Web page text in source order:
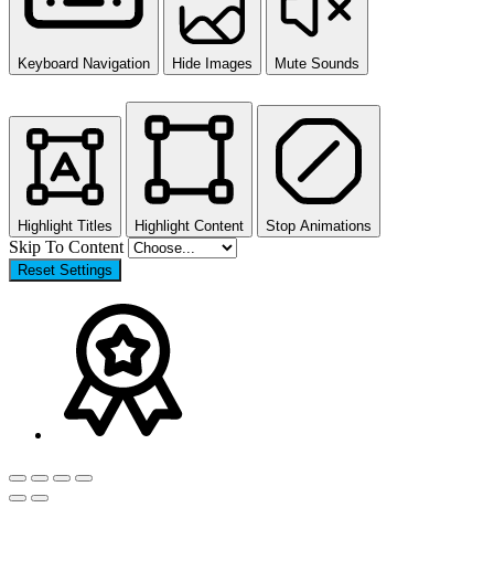
Keyboard Navigation Hide Images Mute Sounds
Highlight Titles Highlight Content Stop Animations
Skip To Content
Reset Settings